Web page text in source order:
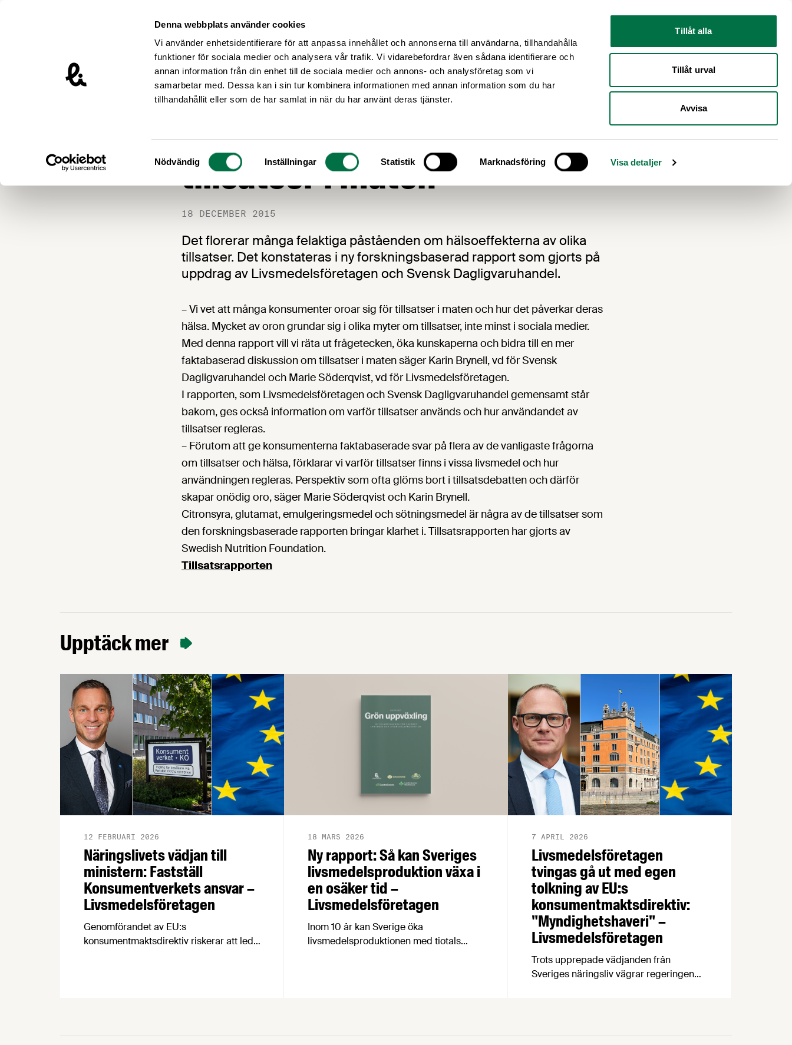
Denna webbplats använder cookies
Vi använder enhetsidentifierare för att anpassa innehållet och annonserna till användarna, tillhandahålla
funktioner för sociala medier och analysera vår trafik. Vi vidarebefordrar även sådana identifierare och
annan information från din enhet till de sociala medier och annons- och analysföretag som vi
samarbetar med. Dessa kan i sin tur kombinera informationen med annan information som du har
tillhandahållit eller som de har samlat in när du har använt deras tjänster.
Samtyckesval
Nödvändig Inställningar Statistik Marknadsföring Visa detaljer
Tillåt alla
Tillåt urval
Avvisa
Livsmedelsföretagen – till startsidan
Nyheter
Många felaktigheter om
tillsatser i maten
18 DECEMBER 2015
Det florerar många felaktiga påståenden om hälsoeffekterna av olika
tillsatser. Det konstateras i ny forskningsbaserad rapport som gjorts på
uppdrag av Livsmedelsföretagen och Svensk Dagligvaruhandel.
– Vi vet att många konsumenter oroar sig för tillsatser i maten och hur det påverkar deras
hälsa. Mycket av oron grundar sig i olika myter om tillsatser, inte minst i sociala medier.
Med denna rapport vill vi räta ut frågetecken, öka kunskaperna och bidra till en mer
faktabaserad diskussion om tillsatser i maten säger Karin Brynell, vd för Svensk
Dagligvaruhandel och Marie Söderqvist, vd för Livsmedelsföretagen.
I rapporten, som Livsmedelsföretagen och Svensk Dagligvaruhandel gemensamt står
bakom, ges också information om varför tillsatser används och hur användandet av
tillsatser regleras.
– Förutom att ge konsumenterna faktabaserade svar på flera av de vanligaste frågorna
om tillsatser och hälsa, förklarar vi varför tillsatser finns i vissa livsmedel och hur
användningen regleras. Perspektiv som ofta glöms bort i tillsatsdebatten och därför
skapar onödig oro, säger Marie Söderqvist och Karin Brynell.
Citronsyra, glutamat, emulgeringsmedel och sötningsmedel är några av de tillsatser som
den forskningsbaserade rapporten bringar klarhet i. Tillsatsrapporten har gjorts av
Swedish Nutrition Foundation.
Tillsatsrapporten
Upptäck mer
Näringslivets vädjan till
ministern: Fastställ
Konsumentverkets ansvar –
Livsmedelsföretagen
12 FEBRUARI 2026
Genomförandet av EU:s
konsumentmaktsdirektiv riskerar att leda
Ny rapport: Så kan Sveriges
livsmedelsproduktion växa i
en osäker tid –
Livsmedelsföretagen
18 MARS 2026
Inom 10 år kan Sverige öka
livsmedelsproduktionen med tiotals
Arla, Lantmännen, Scan Sverige och
Livsmedelsföretagen
tvingas gå ut med egen
tolkning av EU:s
konsumentmaktsdirektiv:
"Myndighetshaveri" –
Livsmedelsföretagen
7 APRIL 2026
Trots upprepade vädjanden från
Sveriges näringsliv vägrar regeringen